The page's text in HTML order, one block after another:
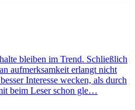
bleiben im Trend. Schließlich
aufmerksamkeit erlangt nicht
Interesse wecken, als durch
beim Leser schon gle…